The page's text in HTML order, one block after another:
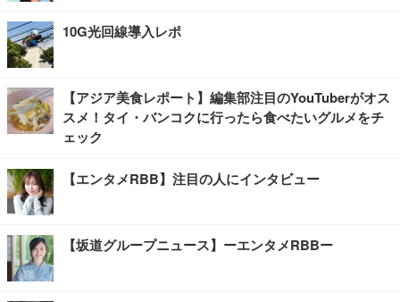
10G光回線導入レポ
【アジア美食レポート】編集部注目のYouTuberがオス
スメ！タイ・バンコクに行ったら食べたいグルメをチ
ェック
【エンタメRBB】注目の人にインタビュー
【坂道グループニュース】ーエンタメRBBー